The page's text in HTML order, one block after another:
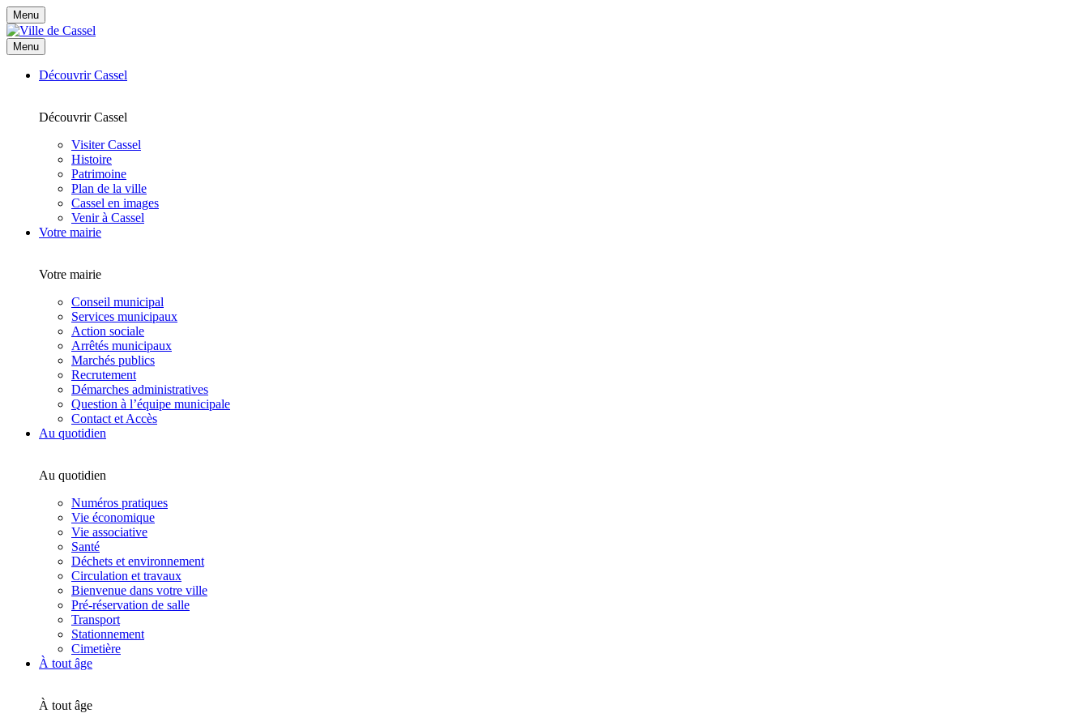
Menu
Menu
Découvrir Cassel
Découvrir Cassel
Visiter Cassel
Histoire
Patrimoine
Plan de la ville
Cassel en images
Venir à Cassel
Votre mairie
Votre mairie
Conseil municipal
Services municipaux
Action sociale
Arrêtés municipaux
Marchés publics
Recrutement
Démarches administratives
Question à l’équipe municipale
Contact et Accès
Au quotidien
Au quotidien
Numéros pratiques
Vie économique
Vie associative
Santé
Déchets et environnement
Circulation et travaux
Bienvenue dans votre ville
Pré-réservation de salle
Transport
Stationnement
Cimetière
À tout âge
À tout âge